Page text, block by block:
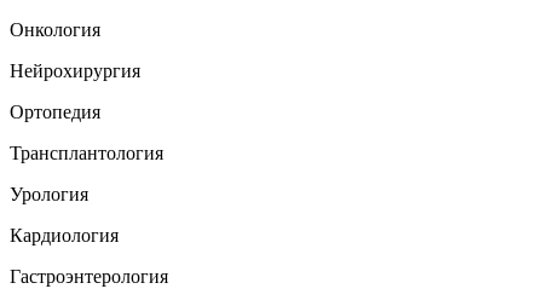
Онкология
Нейрохирургия
Ортопедия
Трансплантология
Урология
Кардиология
Гастроэнтерология